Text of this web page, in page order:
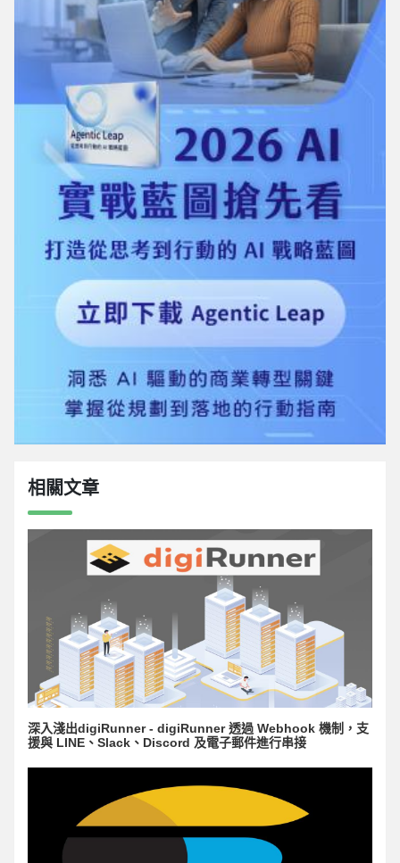
相關文章
深入淺出digiRunner - digiRunner 透過 Webhook 機制，支
援與 LINE、Slack、Discord 及電子郵件進行串接